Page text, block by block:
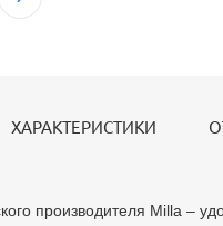
ХАРАКТЕРИСТИКИ
производителя Milla –